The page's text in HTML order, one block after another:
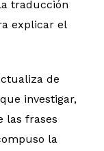
traducción
explicar el
de
investigar,
las frases
la